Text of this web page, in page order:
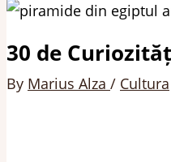
30 de
By Marius Alza / Cultura